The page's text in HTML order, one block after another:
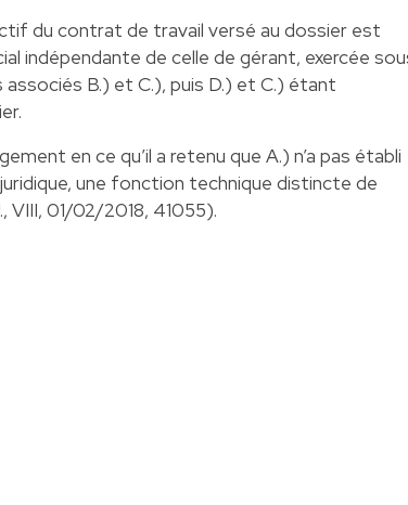
du contrat de travail versé au dossier est
indépendante de celle de gérant, exercée
B.) et C.), puis D.) et C.) étant
en ce qu’il a retenu que A.) n’a pas établi
une fonction technique distincte de
VIII, 01/02/2018, 41055).